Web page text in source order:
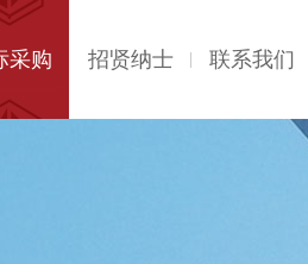
采购 招贤纳士 联系我们